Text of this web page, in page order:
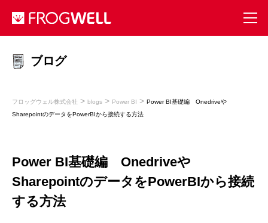
ブログ
フロッグウェル株式会社 > blogs > Power BI > Power BI基礎編 Onedriveや
SharepointのデータをPowerBIから接続する方法
Power BI基礎編 Onedriveや
SharepointのデータをPowerBIから接続
する方法